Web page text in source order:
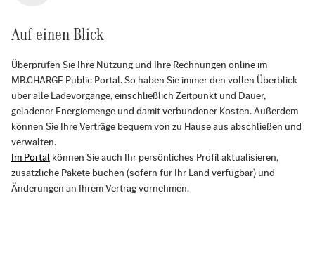
Auf einen Blick
Überprüfen Sie Ihre Nutzung und Ihre Rechnungen online im
MB.CHARGE Public Portal. So haben Sie immer den vollen Überblick
über alle Ladevorgänge, einschließlich Zeitpunkt und Dauer,
geladener Energiemenge und damit verbundener Kosten. Außerdem
können Sie Ihre Verträge bequem von zu Hause aus abschließen und
verwalten.
Im Portal können Sie auch Ihr persönliches Profil aktualisieren,
zusätzliche Pakete buchen (sofern für Ihr Land verfügbar) und
Änderungen an Ihrem Vertrag vornehmen.